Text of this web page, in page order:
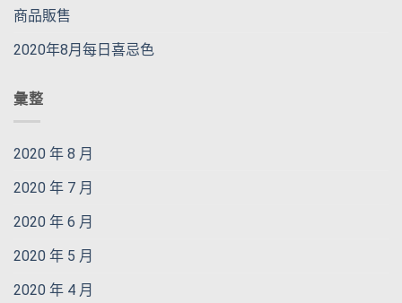
商品販售
2020年8月每日喜忌色
彙整
2020 年 8 月
2020 年 7 月
2020 年 6 月
2020 年 5 月
2020 年 4 月